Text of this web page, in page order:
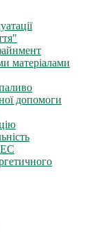
матеріалами
допомоги